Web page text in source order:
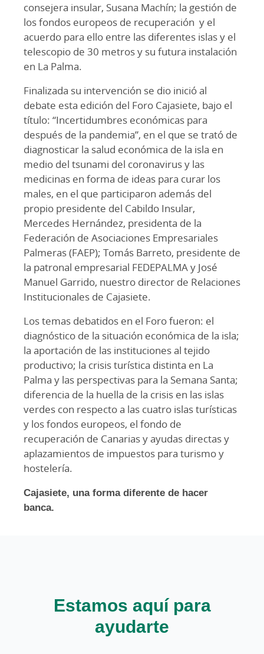
consejera insular, Susana Machín; la gestión de
los fondos europeos de recuperación y el
acuerdo para ello entre las diferentes islas y el
telescopio de 30 metros y su futura instalación
en La Palma.
Finalizada su intervención se dio inició al
debate esta edición del Foro Cajasiete, bajo el
título: “Incertidumbres económicas para
después de la pandemia”, en el que se trató de
diagnosticar la salud económica de la isla en
medio del tsunami del coronavirus y las
medicinas en forma de ideas para curar los
males, en el que participaron además del
propio presidente del Cabildo Insular,
Mercedes Hernández, presidenta de la
Federación de Asociaciones Empresariales
Palmeras (FAEP); Tomás Barreto, presidente de
la patronal empresarial FEDEPALMA y José
Manuel Garrido, nuestro director de Relaciones
Institucionales de Cajasiete.
Los temas debatidos en el Foro fueron: el
diagnóstico de la situación económica de la isla;
la aportación de las instituciones al tejido
productivo; la crisis turística distinta en La
Palma y las perspectivas para la Semana Santa;
diferencia de la huella de la crisis en las islas
verdes con respecto a las cuatro islas turísticas
y los fondos europeos, el fondo de
recuperación de Canarias y ayudas directas y
aplazamientos de impuestos para turismo y
hostelería.
Cajasiete, una forma diferente de hacer
banca.
Estamos aquí para
ayudarte